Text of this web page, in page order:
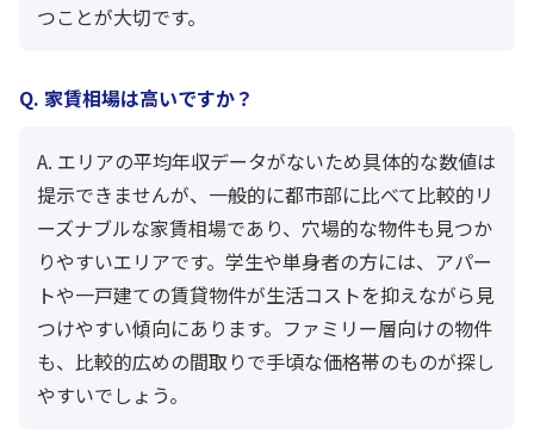
つことが大切です。
Q. 家賃相場は高いですか？
A. エリアの平均年収データがないため具体的な数値は
提示できませんが、一般的に都市部に比べて比較的リ
ーズナブルな家賃相場であり、穴場的な物件も見つか
りやすいエリアです。学生や単身者の方には、アパー
トや一戸建ての賃貸物件が生活コストを抑えながら見
つけやすい傾向にあります。ファミリー層向けの物件
も、比較的広めの間取りで手頃な価格帯のものが探し
やすいでしょう。